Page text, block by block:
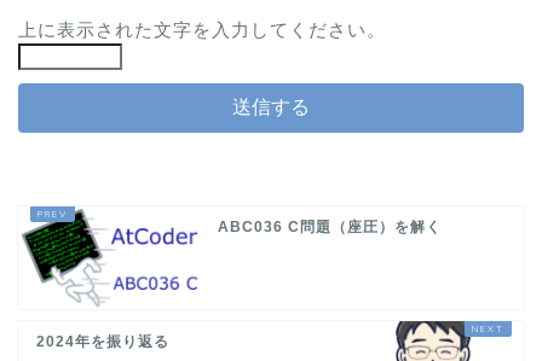
上に表示された文字を入力してください。
ABC036 C問題（座圧）を解く
2024年を振り返る